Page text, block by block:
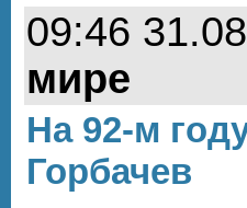
09:46
мире
На 92-м
Горбачев